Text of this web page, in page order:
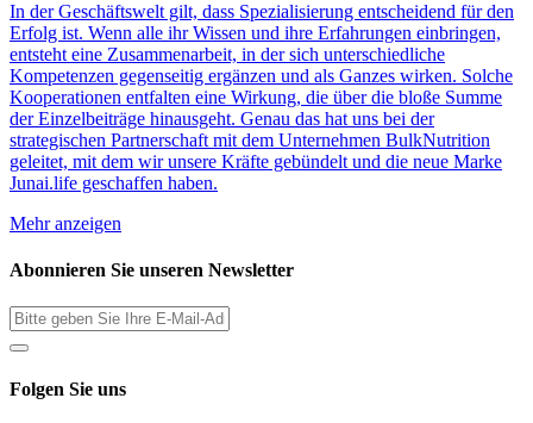
In der Geschäftswelt gilt, dass Spezialisierung entscheidend für den
Erfolg ist. Wenn alle ihr Wissen und ihre Erfahrungen einbringen,
entsteht eine Zusammenarbeit, in der sich unterschiedliche
Kompetenzen gegenseitig ergänzen und als Ganzes wirken. Solche
Kooperationen entfalten eine Wirkung, die über die bloße Summe
der Einzelbeiträge hinausgeht. Genau das hat uns bei der
strategischen Partnerschaft mit dem Unternehmen BulkNutrition
geleitet, mit dem wir unsere Kräfte gebündelt und die neue Marke
Junai.life geschaffen haben.
Mehr anzeigen
Abonnieren Sie unseren Newsletter
Folgen Sie uns